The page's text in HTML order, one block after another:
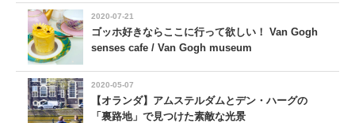
2020-07-21
ゴッホ好きならここに行って欲しい！ Van Gogh
senses cafe / Van Gogh museum
2020-05-07
【オランダ】アムステルダムとデン・ハーグの
「裏路地」で見つけた素敵な光景